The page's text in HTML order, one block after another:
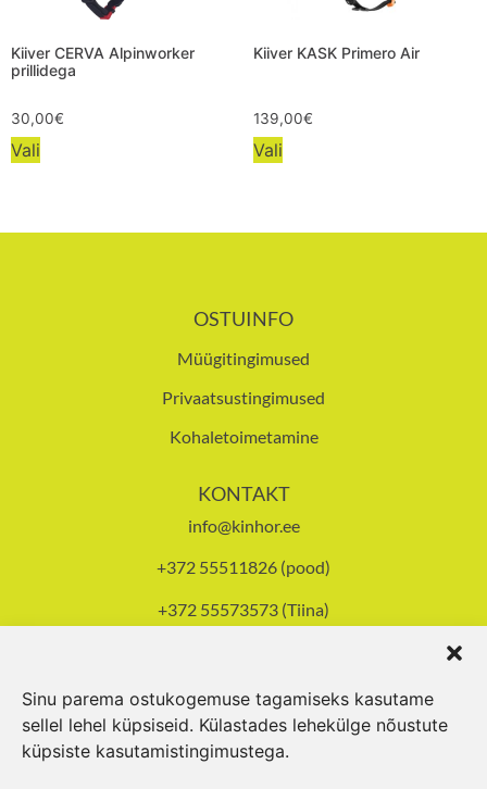
Sinu parema ostukogemuse tagamiseks kasutame
sellel lehel küpsiseid. Külastades lehekülge nõustute
küpsiste kasutamistingimustega.
Kiiver CERVA Alpinworker
prillidega
30,00€
Vali
Kiiver KASK Primero Air
139,00€
Vali
OSTUINFO
Müügitingimused
Privaatsustingimused
Kohaletoimetamine
KONTAKT
info@kinhor.ee
+372 55511826 (pood)
+372 55573573 (Tiina)
Avatud E-R 8-17.30,L 10-14